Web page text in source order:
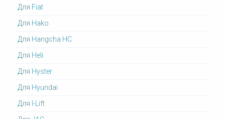
Для Fiat
Для Hako
Для Hangcha HC
Для Heli
Для Hyster
Для Hyundai
Для I-Lift